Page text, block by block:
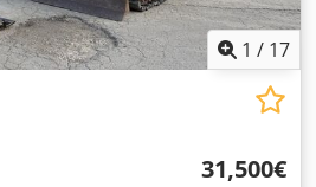
1 / 17
‏31,500 ‏€